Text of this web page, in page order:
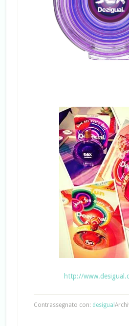
http://
Contrassegnato con: desigual